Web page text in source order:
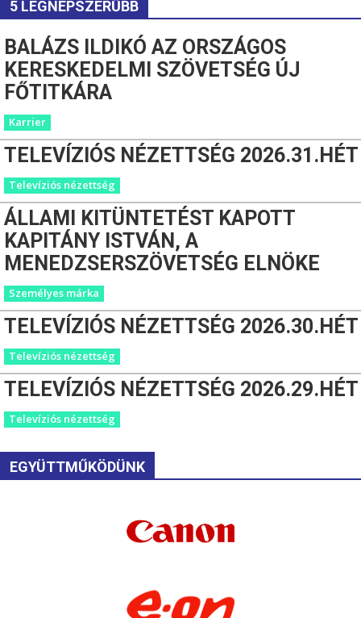
5 LEGNÉPSZERŰBB
BALÁZS ILDIKÓ AZ ORSZÁGOS
KERESKEDELMI SZÖVETSÉG ÚJ
FŐTITKÁRA
Karrier
TELEVÍZIÓS NÉZETTSÉG 2026.31.HÉT
Televíziós nézettség
ÁLLAMI KITÜNTETÉST KAPOTT
KAPITÁNY ISTVÁN, A
MENEDZSERSZÖVETSÉG ELNÖKE
Személyes márka
TELEVÍZIÓS NÉZETTSÉG 2026.30.HÉT
Televíziós nézettség
TELEVÍZIÓS NÉZETTSÉG 2026.29.HÉT
Televíziós nézettség
EGYÜTTMŰKÖDÜNK